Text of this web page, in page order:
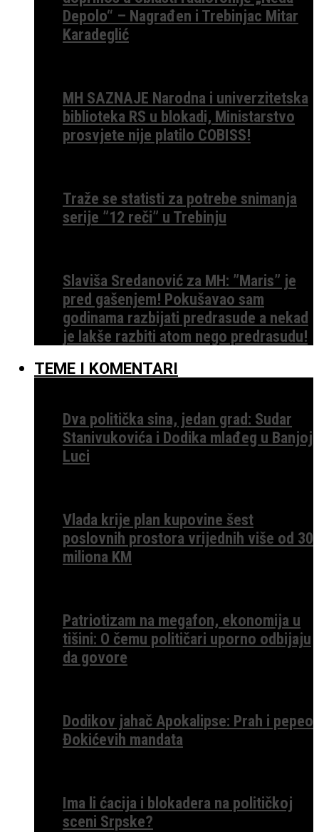
Depolo“ – Nagrađen i Trebinjac Mitar
Karadeglić
MH SAZNAJE Narodna i univerzitetska
biblioteka RS u blokadi, Ministarstvo
prosvjete nije platilo COBISS!
Traže se statisti za potrebe snimanja
serije ”12 reči” u Trebinju
Slaviša Sredanović za MH: ”Maris” je
pred gašenjem! Pokušavao sam
godinama razbijati predrasude a nekad
je lakše razbiti atom nego predrasudu!
TEME I KOMENTARI
Dva politička sina, jedan grad: Sudar
Stanivukovića i Dodika mlađeg u Banjoj
Luci
Vlada krije plan kupovine šest
poslovnih prostora vrijednih više od 30
miliona KM
Patriotizam na megafon, ekonomija u
tišini: O čemu političari uporno odbijaju
da govore
Dodikov jahač Apokalipse: Prah i pepeo
Đokićevih mandata
Ima li ćacija i blokadera na političkoj
sceni Srpske?